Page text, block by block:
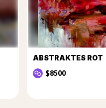
ABSTRAKTES ROT
$8500